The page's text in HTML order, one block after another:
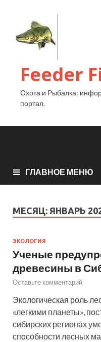
Feeder
Охота и Рыбалка:
портал.
ГЛАВНОЕ МЕНЮ
МЕСЯЦ: ЯНВАРЬ
ЭКОЛОГИЯ
Ученые
древесины в
Оставьте комментарий
Экологическая роль
«легкими планеты»,
сибирских регионах
способности лесных